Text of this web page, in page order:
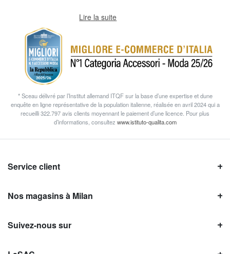
Lire la suite
* Sceau délivré par l’Institut allemand ITQF sur la base d’une expertise et dune
enquête en ligne représentative de la population italienne, réalisée en avril 2024 qui a
recueilli 322.797 avis clients moyennant le paiement d’une licence. Pour plus
d’informations, consultez www.istituto-qualita.com
Service client
Nos magasins à Milan
Suivez-nous sur